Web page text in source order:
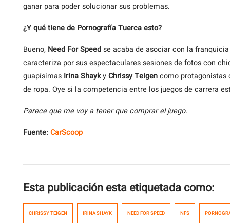
ganar para poder solucionar sus problemas.
¿Y qué tiene de Pornografía Tuerca esto?
Bueno, Need For Speedse acaba de asociar con la
caracteriza por sus espectaculares sesiones de fotos con
guapísimas Irina ShaykyChrissy Teigencomo protagonistas
de ropa. Oye si la competencia entre los juegos de carrera
Parece que me voy a tener que comprar el juego.
Fuente: CarScoop
Esta publicación esta etiquetada como:
CHRISSY TEIGEN IRINA SHAYK NEED FOR SPEED NFS